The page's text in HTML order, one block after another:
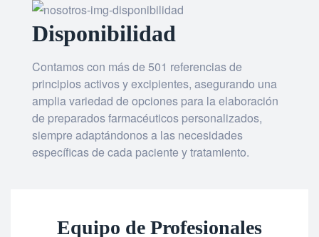
Disponibilidad
Contamos con más de 501 referencias de
principios activos y excipientes, asegurando una
amplia variedad de opciones para la elaboración
de preparados farmacéuticos personalizados,
siempre adaptándonos a las necesidades
específicas de cada paciente y tratamiento.
Equipo de Profesionales